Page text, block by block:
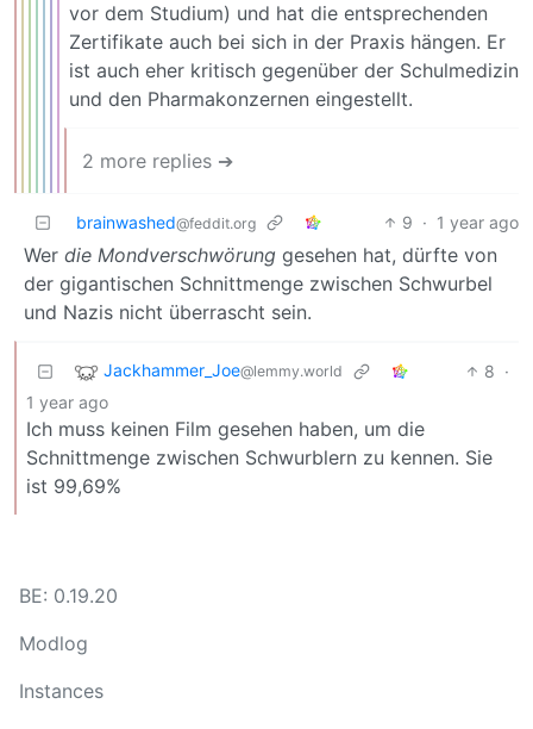
vor dem Studium) und hat die entsprechenden
Zertifikate auch bei sich in der Praxis hängen. Er
ist auch eher kritisch gegenüber der Schulmedizin
und den Pharmakonzernen eingestellt.
2 more replies ➔
brainwashed@feddit.org 9 · 1 year ago
Wer die Mondverschwörung gesehen hat, dürfte von
der gigantischen Schnittmenge zwischen Schwurbel
und Nazis nicht überrascht sein.
Jackhammer_Joe@lemmy.world 8 ·
1 year ago
Ich muss keinen Film gesehen haben, um die
Schnittmenge zwischen Schwurblern zu kennen. Sie
ist 99,69%
BE: 0.19.20
Modlog
Instances